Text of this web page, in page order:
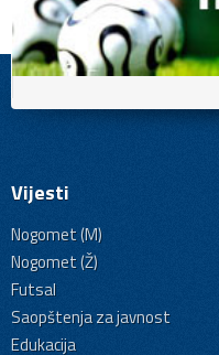
Vijesti
Nogomet (M)
Nogomet (Ž)
Futsal
Saopštenja za javnost
Edukacija